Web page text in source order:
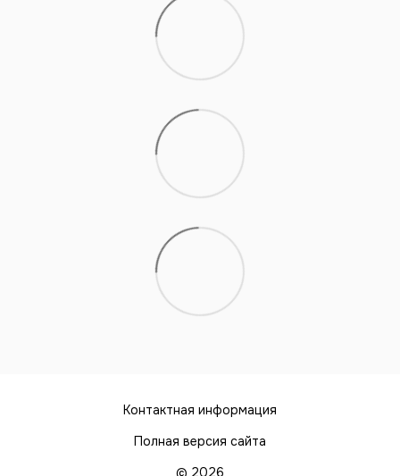
Контактная информация
Полная версия сайта
© 2026